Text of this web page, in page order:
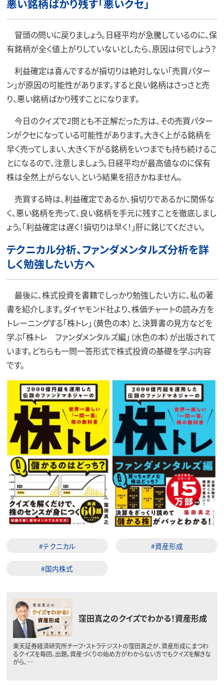
悪い銘柄ばかり残す「悪いクセ」
冒頭の問いに戻りましょう。日経平均が急騰しているのに、保
有銘柄が全く値上がりしていないとしたら、原因は何でしょう？
利益確定は喜んでするが損切りは絶対しない「売買パター
ン」が原因の可能性があります。すると良い銘柄はさっさと売
り、悪い銘柄ばかり残すことになります。
今日のクイズで2問とも不正解だった方は、その売買パター
ンがクセになっている可能性があります。大きく上がる銘柄を
早く売ってしまい、大きく下がる銘柄をいつまでも持ち続けるこ
とになるので、注意しましょう。日経平均が最高値なのに保有
株は全然上がらない、という結果を招きかねません。
売買する時は、利益確定であるか、損切りであるかに関係な
く、悪い銘柄を売って、良い銘柄を手元に残すことを徹底しまし
ょう。「利益確定は遅く！損切りは早く！」肝に銘じてください。
テクニカル分析、ファンダメンタルズ分析を詳
しく勉強したい方へ
最後に、株式投資を書籍でしっかり勉強したい方に、私の著
書を紹介します。ダイヤモンド社より、株価チャートの読み方を
トレーニングする「株トレ」（黄色の本）と、決算書の見方などを
学ぶ「株トレ ファンダメンタルズ編」（水色の本）が出版されて
います。どちらも一問一答形式で株式投資の基礎を学ぶ内容
です。
#テクニカル #資産形成
#国内株式
窪田真之のクイズでわかる！資産形成
楽天証券経済研究所チーフ・ストラテジストの窪田真之が、資産形成にまつわ
るクイズを毎回、出題。資産づくりの始め方がわからない方でもクイズを解きな
がら、…